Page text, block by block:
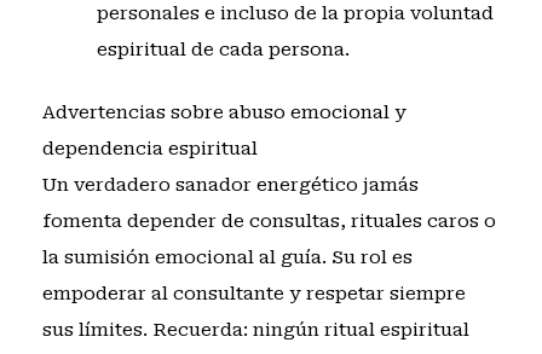
personales e incluso de la propia voluntad
espiritual de cada persona.
Advertencias sobre abuso emocional y
dependencia espiritual
Un verdadero sanador energético jamás
fomenta depender de consultas, rituales caros o
la sumisión emocional al guía. Su rol es
empoderar al consultante y respetar siempre
sus límites. Recuerda: ningún ritual espiritual